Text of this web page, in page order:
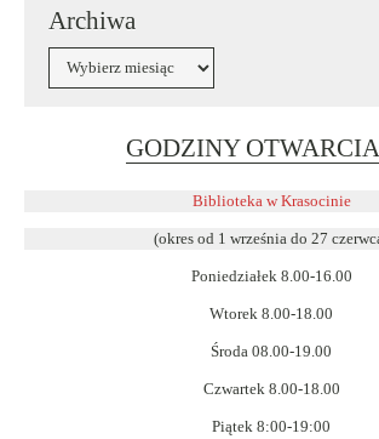
Archiwa
GODZINY OTWARCIA
Biblioteka w Krasocinie
(okres od 1 września do 27
Poniedziałek 8.00-16.00
Wtorek 8.00-18.00
Środa 08.00-19.00
Czwartek 8.00-18.00
Piątek 8:00-19:00